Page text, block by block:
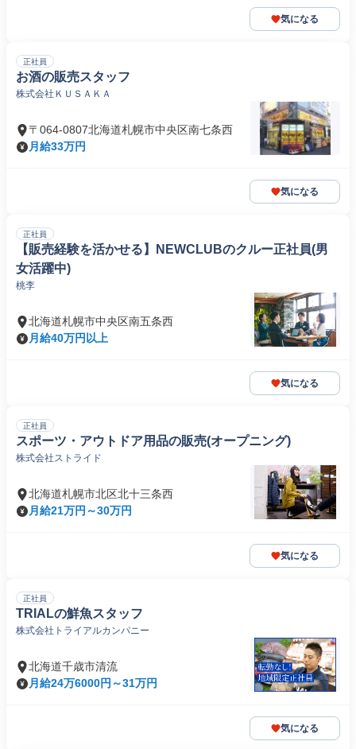
気になる
正社員
お酒の販売スタッフ
株式会社ＫＵＳＡＫＡ
〒064-0807北海道札幌市中央区南七条西
月給33万円
気になる
正社員
【販売経験を活かせる】NEWCLUBのクルー正社員(男
女活躍中)
桃李
北海道札幌市中央区南五条西
月給40万円以上
気になる
正社員
スポーツ・アウトドア用品の販売(オープニング)
株式会社ストライド
北海道札幌市北区北十三条西
月給21万円～30万円
気になる
正社員
TRIALの鮮魚スタッフ
株式会社トライアルカンパニー
北海道千歳市清流
月給24万6000円～31万円
気になる